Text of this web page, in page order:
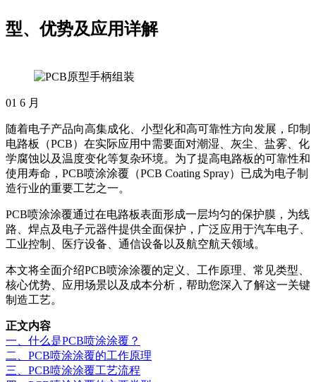
型、优势及应用详解
01 6 月
随着电子产品向高集成化、小型化和高可靠性方向发展，印制
电路板（PCB）在实际应用中需要面对潮湿、灰尘、盐雾、化
学腐蚀以及温度变化等复杂环境。为了提高电路板的可靠性和
使用寿命，PCB喷涂涂覆（PCB Coating Spray）已成为电子制
造行业的重要工艺之一。
PCB喷涂涂覆通过在电路板表面形成一层均匀的保护膜，为线
路、焊点及电子元器件提供全面保护，广泛应用于汽车电子、
工业控制、医疗设备、通信设备以及航空航天领域。
本文将全面介绍PCB喷涂涂覆的定义、工作原理、常见类型、
核心优势、应用场景以及成本分析，帮助您深入了解这一关键
制造工艺。
正文内容
一、什么是PCB喷涂涂覆？
二、PCB喷涂涂覆的工作原理
三、PCB喷涂涂覆工艺流程